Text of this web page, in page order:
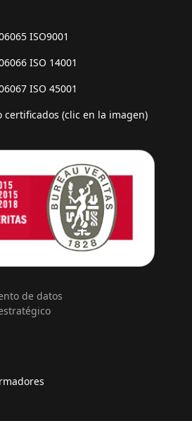
ISO9001
ISO 14001
ISO 45001
certificados (clic en la imagen)
de datos